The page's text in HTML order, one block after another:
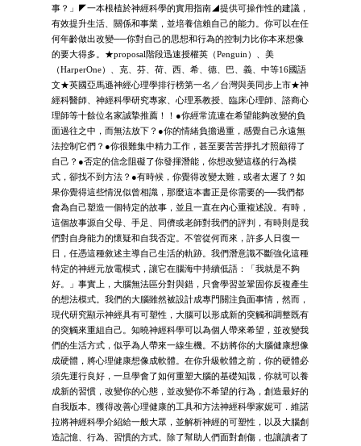
事？」◤一本根植於神經科學的實用指南◢提供可操作性的建議，
有效提升生活、關係和事業，並培養信賴自己的能力。你可以在任
何年齡做出改變──你對自己的思想和行為的控制力比你本來想像
的要大得多。★proposal階段迅速授權英（Penguin）、美
（HarperOne）、克、芬、荷、西、希、德、巴、義、中等16國語
文★英國亞馬遜神經心理學排行榜第一名／台灣與美同步上市★神
經科醫師、神經科學研究專家、心理系教授、臨床心理師、諮商心
理師等十餘位名家誠摯推薦！！●你經常流連在希望能夠改變的負
面過往之中，而無法放下？●你的情緒負擔過重，感覺自己永遠無
法控制它們？●你很難集中精力工作，甚至要苦苦掙扎才照顧得了
自己？●否定的信念阻礙了你發揮潛能，你想改變這樣的行為模
式，卻找不到方法？●有時候，你覺得改變太難，或者太遲了？如
果你覺得這些情況似曾相識，那麼這本書正是你需要的──我們都
會為自己塑造一個特定的故事，並且一直在內心重複述說。有時，
這個故事源自父母、手足、同儕或老師對我們的評判，有時則是我
們對自身能力的懷疑和自我否定。不管從何而來，許多人日復一
日，任憑這種敘述主導自己生活的軌跡。我們潛意識不斷強化這種
特定的神經元放電模式，讓它在腦海中持續低語：「我就是不夠
好。」事實上，大腦無法區分對與錯，只會學習並鞏固你反複產生
的想法模式。我們的大腦雖然被設計成專門關注負面事情，然而，
現代研究顯示神經具有可塑性，大腦可以形成新的突觸和調整既有
的突觸來重組自己。知曉神經科學可以為個人帶來希望，並改變我
們的生活方式，似乎為人帶來一線生機。不妨將你的大腦健康想像
成硬體，將心理健康想像成軟體。在你升級軟體之前，你的硬體必
須先運行良好，一旦學會了如何重塑大腦的基礎知識，你就可以養
成新的習慣，改變你的心態，並改變你不希望的行為，創造最好的
自我版本。獲得改善心理健康的工具和方法神經科學家妮可．維諾
拉將神經科學介紹給一般大眾，並解析神經的可塑性，以及大腦創
造記憶、行為、習慣的方式。除了幫助人們面對創傷，也讓讀者了